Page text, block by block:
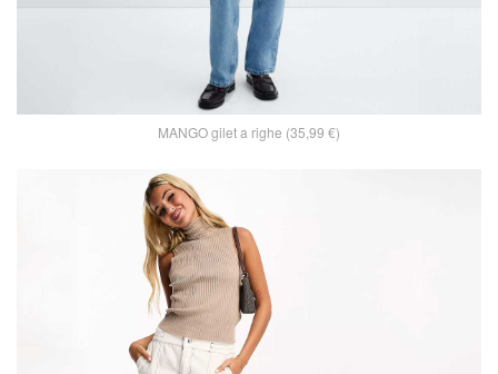
MANGO gilet a righe (35,99 €)